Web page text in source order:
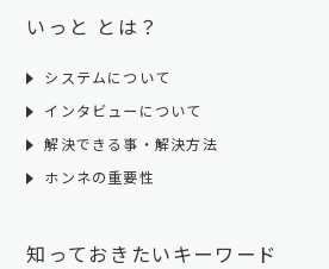
いっと とは？
システムについて
インタビューについて
解決できる事・解決方法
ホンネの重要性
知っておきたいキーワード